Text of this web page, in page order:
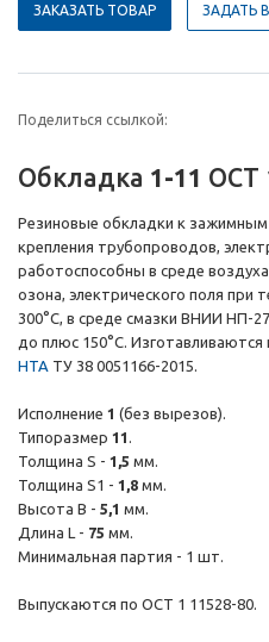
ЗАКАЗАТЬ ТОВАР ЗАДАТЬ
Поделиться ссылкой:
Обкладка 1-11 ОСТ
Резиновые обкладки к
крепления трубопроводов,
работоспособны в среде
озона, электрического поля при
300°С, в среде смазки ВНИИ НП-
до плюс 150°С. Изготавливаются
НТА ТУ 38 0051166-2015.
Исполнение 1 (без вырезов).
Типоразмер 11 .
Толщина S - 1,5 мм.
Толщина S1 - 1,8 мм.
Высота B - 5,1 мм.
Длина L - 75 мм.
Минимальная партия - 1 шт.
Выпускаются по ОСТ 1 11528-80.